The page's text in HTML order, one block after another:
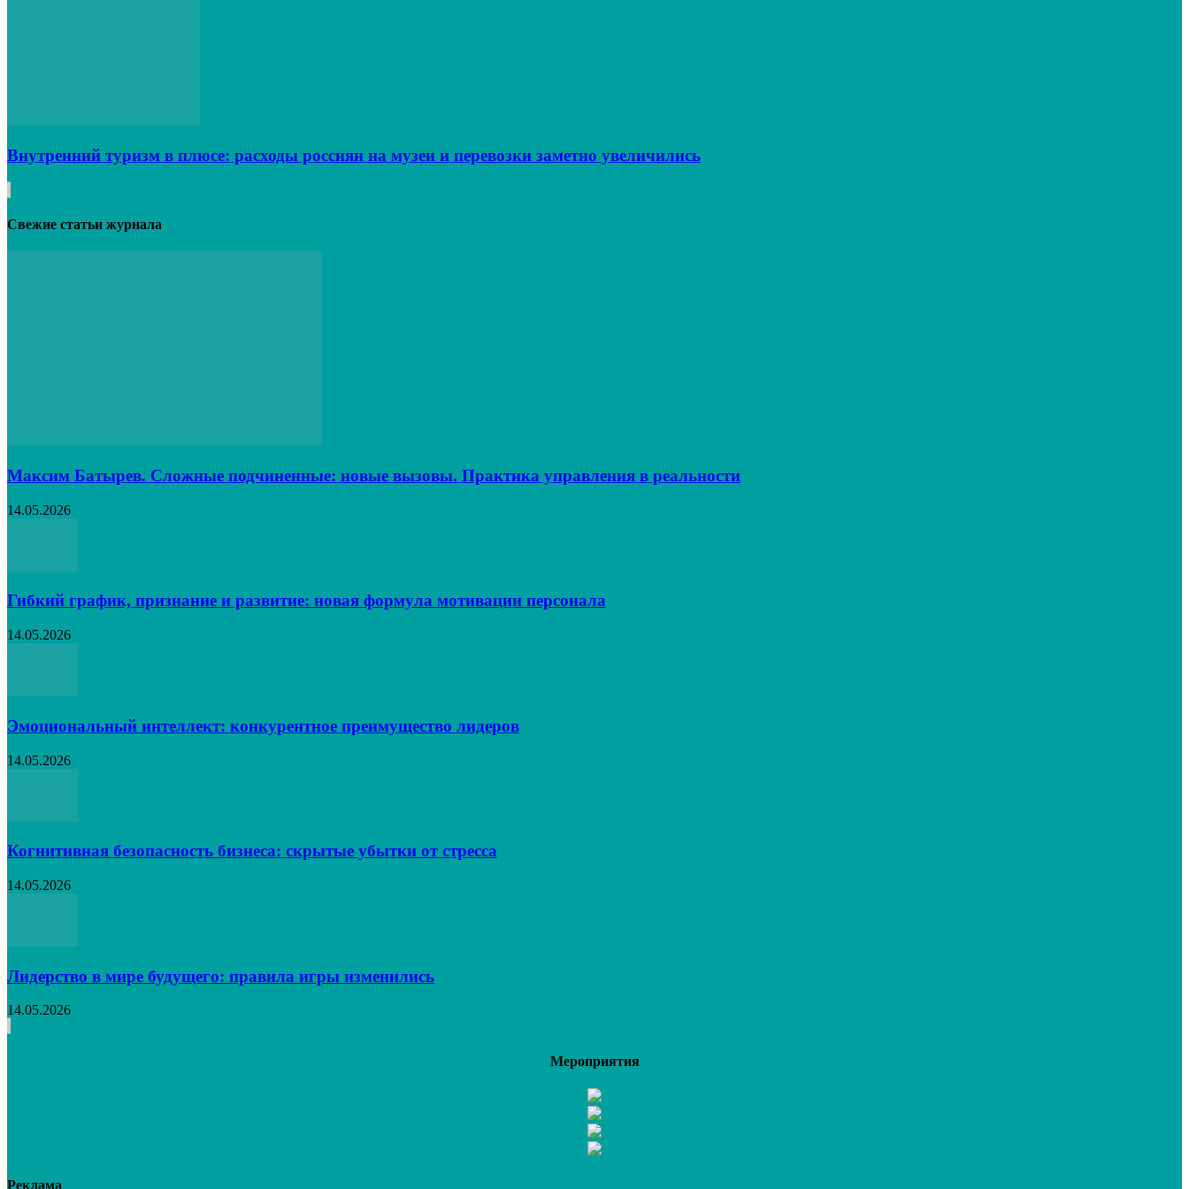
Внутренний туризм в плюсе: расходы россиян на музеи и перевозки заметно увеличились
Свежие статьи журнала
Максим Батырев. Сложные подчиненные: новые вызовы. Практика управления в реальности
14.05.2026
Гибкий график, признание и развитие: новая формула мотивации персонала
14.05.2026
Эмоциональный интеллект: конкурентное преимущество лидеров
14.05.2026
Когнитивная безопасность бизнеса: скрытые убытки от стресса
14.05.2026
Лидерство в мире будущего: правила игры изменились
14.05.2026
Мероприятия
Реклама